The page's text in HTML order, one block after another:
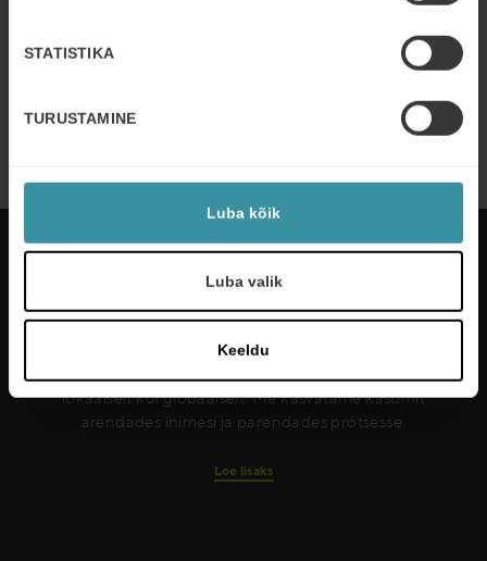
STATISTIKA
TURUSTAMINE
Luba kõik
Luba valik
Keeldu
Implementing Value-Based Sales
Mercuri International arendab inimesi ja
organisatsioone kliendisuhete juhtimise valdkonnas
lokaalselt kui globaalselt. Me kasvatame kasumit
arendades inimesi ja parendades protsesse.
Loe lisaks